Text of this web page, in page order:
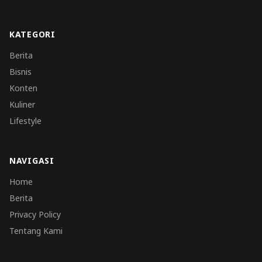
KATEGORI
Berita
Bisnis
Konten
Kuliner
Lifestyle
NAVIGASI
Home
Berita
Privacy Policy
Tentang Kami